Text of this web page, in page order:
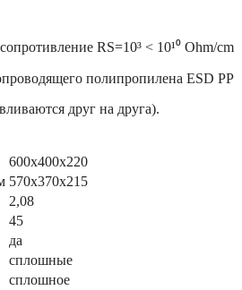
RS=10³ < 10¹⁰ Ohm/cm
полипропилена ESD PP
друг на друга).
600x400x220
570x370x215
2,08
45
да
сплошные
сплошное